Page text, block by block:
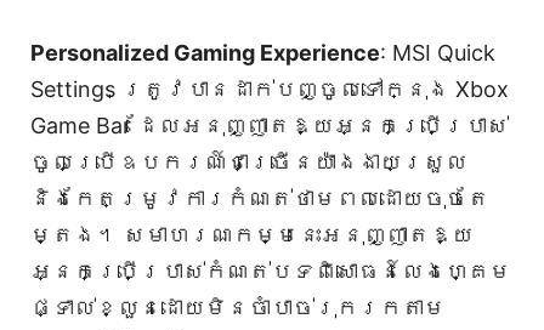
Personalized Gaming Experience: MSI Quick
Settings ត្រូវបានដាក់បញ្ចូលទៅក្នុង Xbox
Game Bar ដែលអនុញ្ញាតឱ្យអ្នកប្រើប្រាស់
ចូលប្រើឧបករណ៍ជាច្រើនយ៉ាងងាយស្រួល
និងកែតម្រូវការកំណត់ថាមពលដោយចុចតែ
ម្តង។ សមាហរណកម្មនេះអនុញ្ញាតឱ្យ
អ្នកប្រើប្រាស់កំណត់បទពិសោធន៍លេងហ្គេម
ផ្ទាល់ខ្លួនដោយមិនចាំបាច់រុករកតាម